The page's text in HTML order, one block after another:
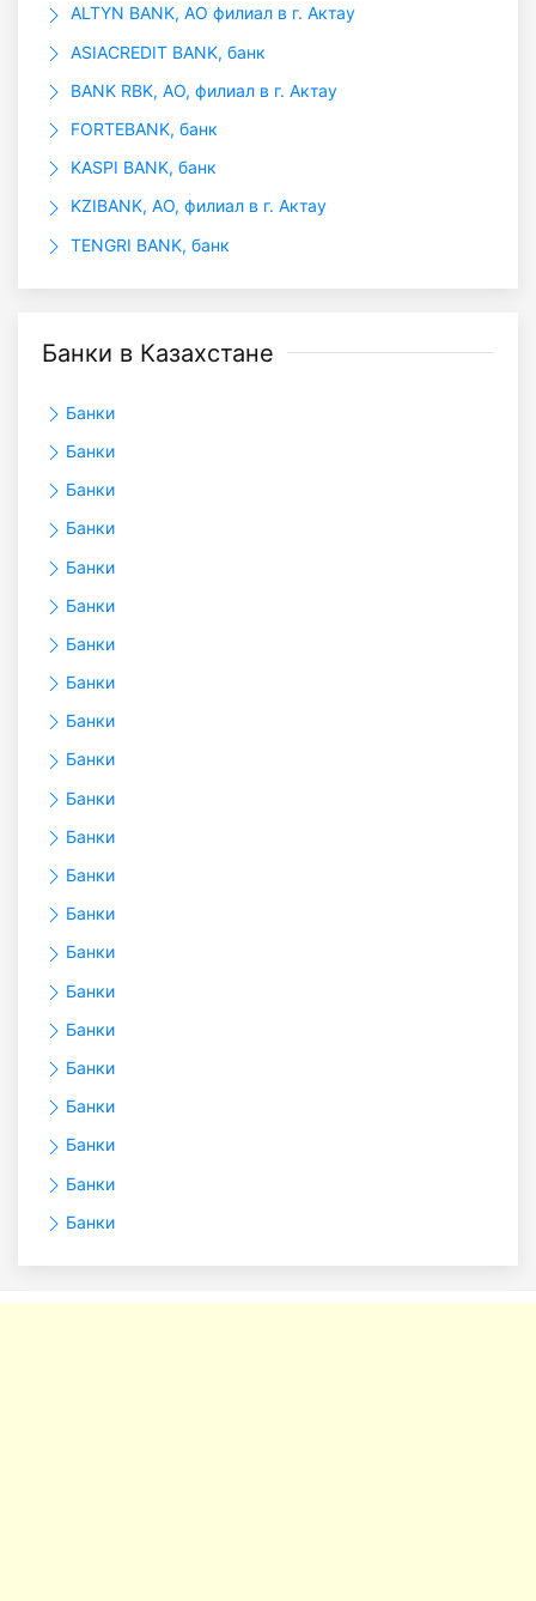
ALTYN BANK, АО филиал в г. Актау
ASIACREDIT BANK, банк
BANK RBK, АО, филиал в г. Актау
FORTEBANK, банк
KASPI BANK, банк
KZIBANK, АО, филиал в г. Актау
TENGRI BANK, банк
Банки в Казахстане
Банки
Банки
Банки
Банки
Банки
Банки
Банки
Банки
Банки
Банки
Банки
Банки
Банки
Банки
Банки
Банки
Банки
Банки
Банки
Банки
Банки
Банки